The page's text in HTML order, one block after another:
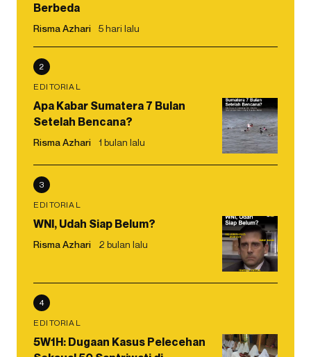
Berbeda
Risma Azhari 5 hari lalu
2
EDITORIAL
Apa Kabar Sumatera 7 Bulan
Setelah Bencana?
Risma Azhari 1 bulan lalu
3
EDITORIAL
WNI, Udah Siap Belum?
Risma Azhari 2 bulan lalu
4
EDITORIAL
5W1H: Dugaan Kasus Pelecehan